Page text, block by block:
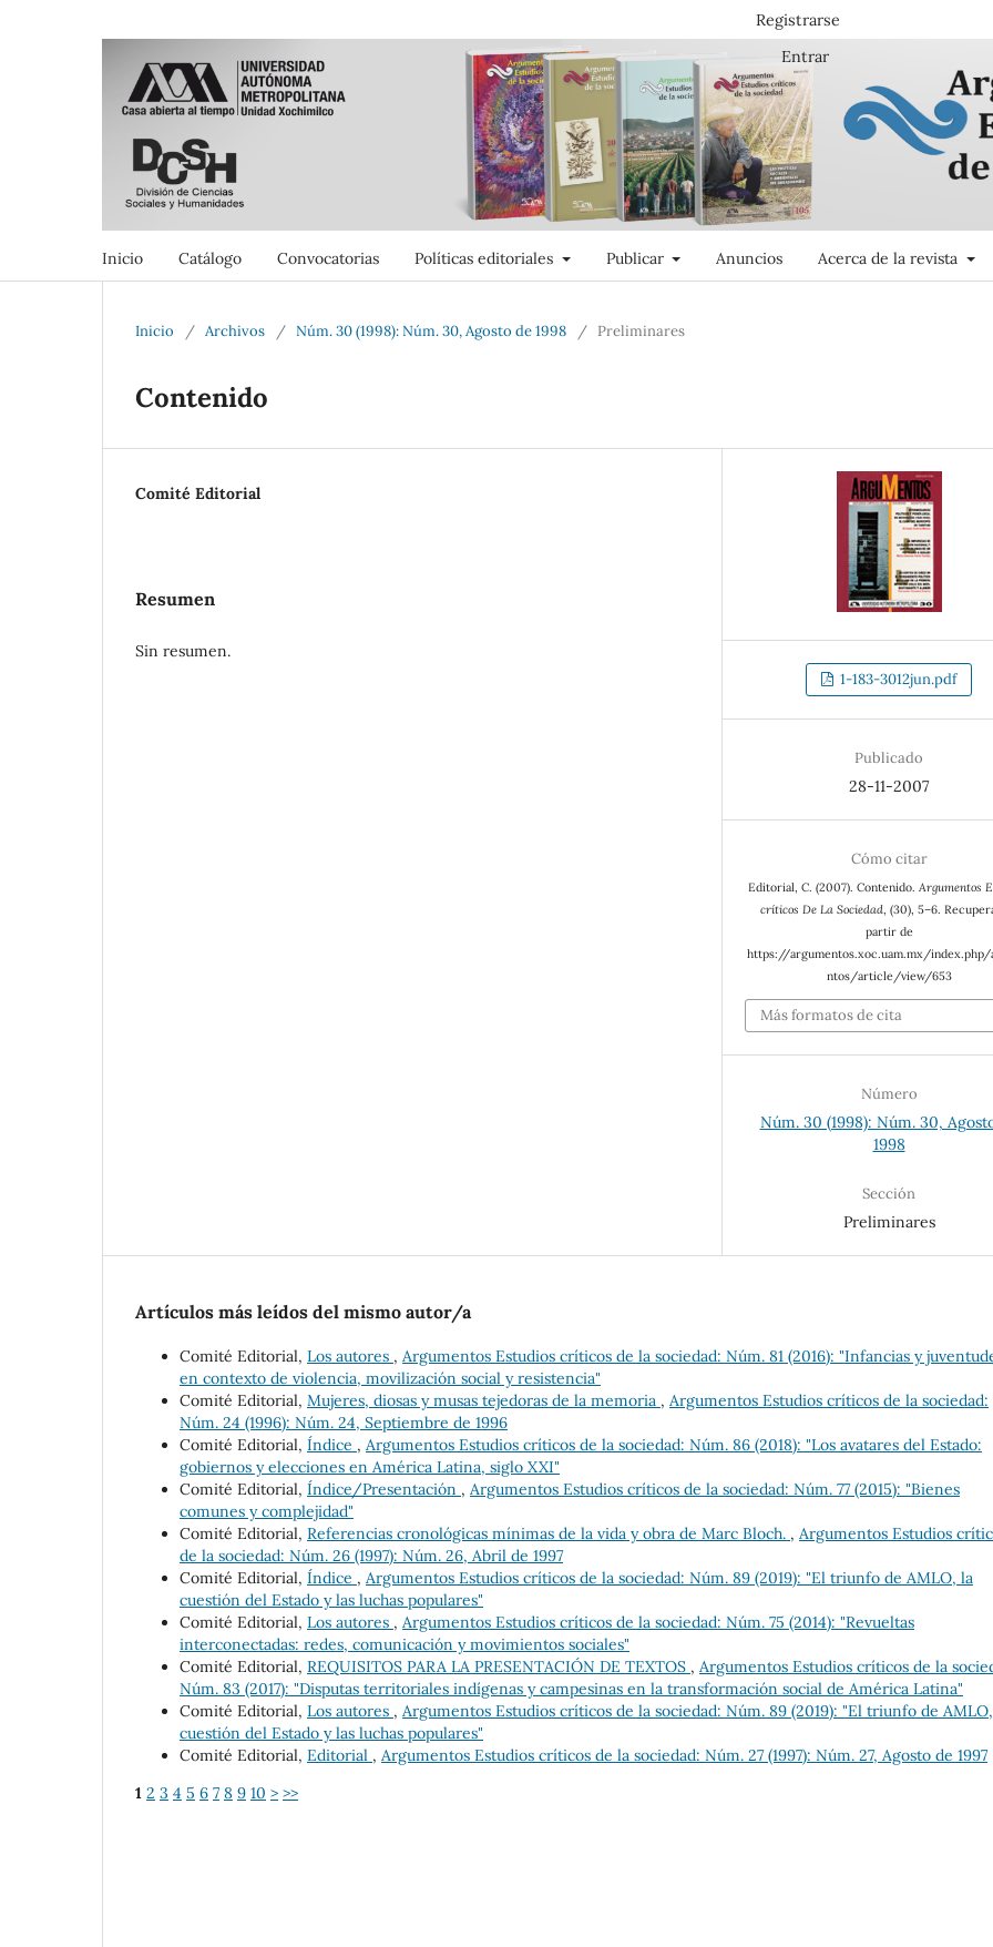
Inicio Catálogo Convocatorias Políticas editoriales Publicar Anuncios Acerca de la revista
Registrarse
Entrar
Inicio / Archivos / Núm. 30 (1998): Núm. 30, Agosto de 1998 / Preliminares
Contenido
Comité Editorial
Resumen
Sin resumen.
1-183-3012jun.pdf
Publicado
28-11-2007
Cómo citar
Editorial, C. (2007). Contenido. Argumentos
críticos De La Sociedad, (30), 5–6.
partir de
https://argumentos.xoc.uam.mx/index.php/
ntos/article/view/653
Más formatos de cita
Número
Núm. 30 (1998): Núm. 30,
1998
Sección
Preliminares
Artículos más leídos del mismo autor/a
Comité Editorial, Los autores , Argumentos Estudios críticos de la sociedad: Núm. 81 (2016): "Infancias y
en contexto de violencia, movilización social y resistencia"
Comité Editorial, Mujeres, diosas y musas tejedoras de la memoria , Argumentos Estudios críticos de la sociedad:
Núm. 24 (1996): Núm. 24, Septiembre de 1996
Comité Editorial, Índice , Argumentos Estudios críticos de la sociedad: Núm. 86 (2018): "Los avatares del Estado:
gobiernos y elecciones en América Latina, siglo XXI"
Comité Editorial, Índice/Presentación , Argumentos Estudios críticos de la sociedad: Núm. 77 (2015): "Bienes
comunes y complejidad"
Comité Editorial, Referencias cronológicas mínimas de la vida y obra de Marc Bloch. , Argumentos Estudios
de la sociedad: Núm. 26 (1997): Núm. 26, Abril de 1997
Comité Editorial, Índice , Argumentos Estudios críticos de la sociedad: Núm. 89 (2019): "El triunfo de AMLO, la
cuestión del Estado y las luchas populares"
Comité Editorial, Los autores , Argumentos Estudios críticos de la sociedad: Núm. 75 (2014): "Revueltas
interconectadas: redes, comunicación y movimientos sociales"
Comité Editorial, REQUISITOS PARA LA PRESENTACIÓN DE TEXTOS , Argumentos Estudios críticos de la
Núm. 83 (2017): "Disputas territoriales indígenas y campesinas en la transformación social de América Latina"
Comité Editorial, Los autores , Argumentos Estudios críticos de la sociedad: Núm. 89 (2019): "El triunfo de
cuestión del Estado y las luchas populares"
Comité Editorial, Editorial , Argumentos Estudios críticos de la sociedad: Núm. 27 (1997): Núm. 27, Agosto de 1997
1 2 3 4 5 6 7 8 9 10 > >>